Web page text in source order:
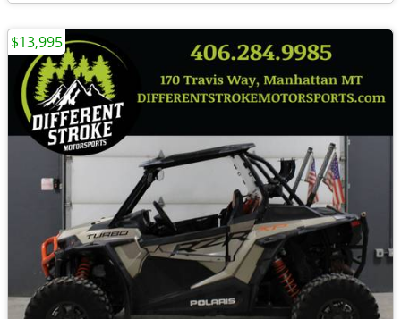
$13,995